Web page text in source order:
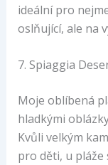
ideální pro
oslňující, ale na
7. Spiaggia
Moje oblíbená
hladkými
Kvůli velkým
pro děti, u